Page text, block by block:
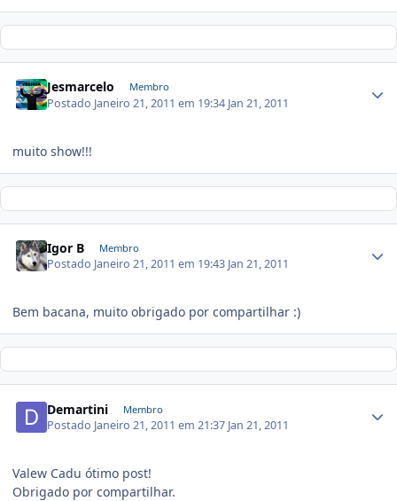
Jesmarcelo Membro
Postado Janeiro 21, 2011 em 19:34 Jan 21, 2011
muito show!!!
Igor B Membro
Postado Janeiro 21, 2011 em 19:43 Jan 21, 2011
Bem bacana, muito obrigado por compartilhar :)
Demartini Membro
Postado Janeiro 21, 2011 em 21:37 Jan 21, 2011
Valew Cadu ótimo post!
Obrigado por compartilhar.